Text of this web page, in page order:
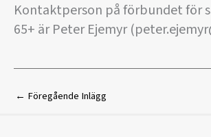
Kontaktperson på förbundet för
65+ är Peter Ejemyr
← Föregående Inlägg